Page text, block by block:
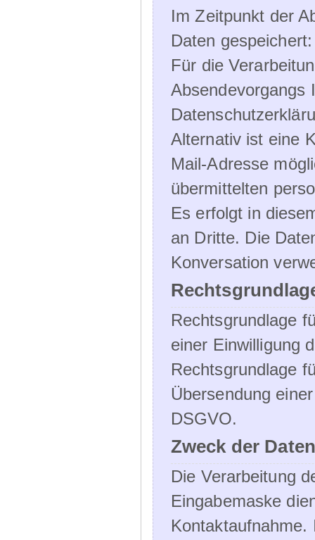
Im Zeitpunkt der
Daten gespeichert:
Für die
Absendevorgangs
Alternativ ist eine
Mail-Adresse
übermittelten
Es erfolgt in
an Dritte. Die
Konversation
Rechtsgrundlage
einer Einwilligung
Rechtsgrundlage
Übersendung
DSGVO.
Zweck der
Die Verarbeitung
Eingabemaske